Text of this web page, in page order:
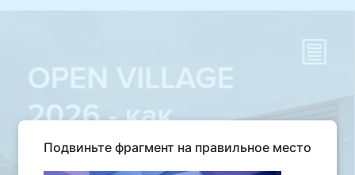
Подвиньте фрагмент на правильное место